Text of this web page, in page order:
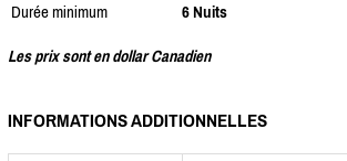
Durée minimum
6 Nuits
Les prix sont en dollar Canadien
INFORMATIONS ADDITIONNELLES